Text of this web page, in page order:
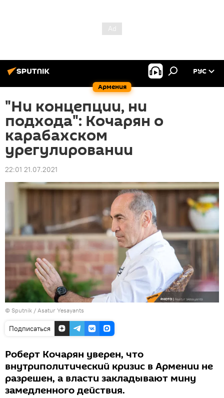
Армения
РУС
"Ни концепции, ни
подхода": Кочарян о
карабахском
урегулировании
22:01 21.07.2021
© Sputnik / Asatur Yesayants
Подписаться
Роберт Кочарян уверен, что
внутриполитический кризис в Армении не
разрешен, а власти закладывают мину
замедленного действия.